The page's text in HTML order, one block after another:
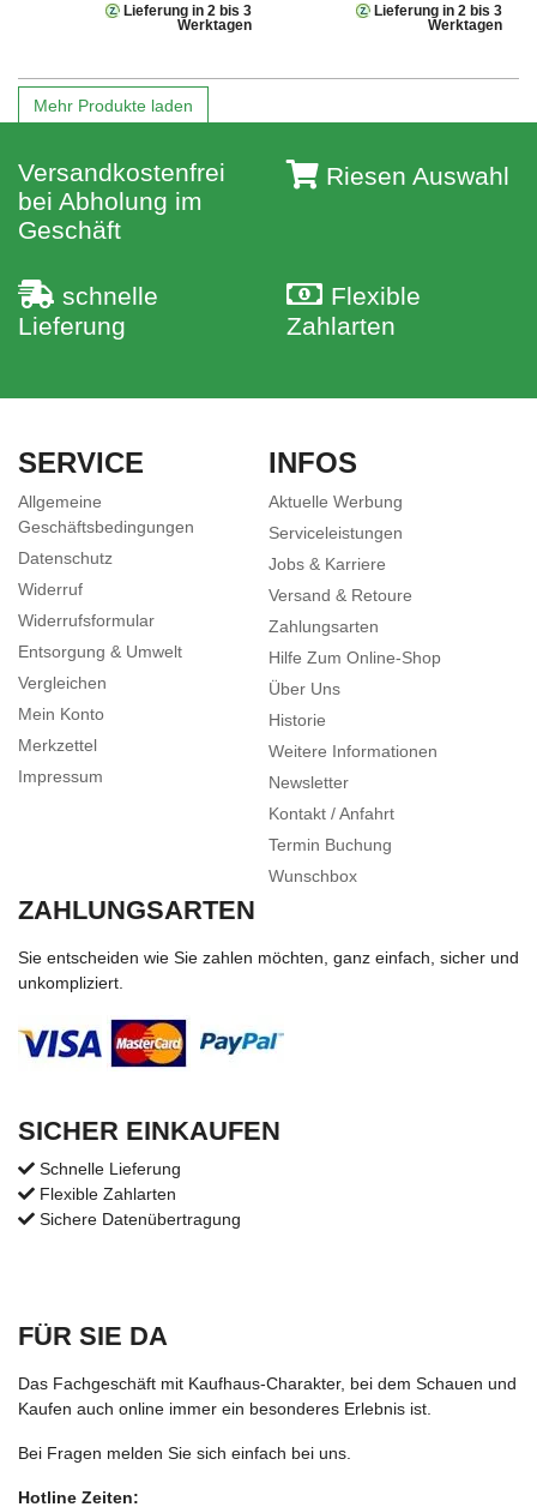
Lieferung in 2 bis 3
Werktagen
Lieferung in 2 bis 3
Werktagen
Mehr Produkte laden
Versandkostenfrei
bei Abholung im
Geschäft
Riesen Auswahl
schnelle
Lieferung
Flexible
Zahlarten
SERVICE
Allgemeine
Geschäftsbedingungen
Datenschutz
Widerruf
Widerrufsformular
Entsorgung & Umwelt
Vergleichen
Mein Konto
Merkzettel
Impressum
INFOS
Aktuelle Werbung
Serviceleistungen
Jobs & Karriere
Versand & Retoure
Zahlungsarten
Hilfe Zum Online-Shop
Über Uns
Historie
Weitere Informationen
Newsletter
Kontakt / Anfahrt
Termin Buchung
Wunschbox
ZAHLUNGSARTEN
Sie entscheiden wie Sie zahlen möchten, ganz einfach, sicher und
unkompliziert.
SICHER EINKAUFEN
Schnelle Lieferung
Flexible Zahlarten
Sichere Datenübertragung
FÜR SIE DA
Das Fachgeschäft mit Kaufhaus-Charakter, bei dem Schauen und
Kaufen auch online immer ein besonderes Erlebnis ist.
Bei Fragen melden Sie sich einfach bei uns.
Hotline Zeiten: